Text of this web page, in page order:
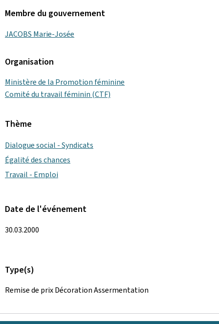
Membre du gouvernement
JACOBS Marie-Josée
Organisation
Ministère de la Promotion féminine
Comité du travail féminin (CTF)
Thème
Dialogue social - Syndicats
Égalité des chances
Travail - Emploi
Date de l'événement
30.03.2000
Type(s)
Remise de prix Décoration Assermentation